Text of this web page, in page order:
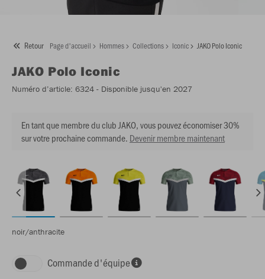
Retour Page d'accueil Hommes Collections Iconic JAKO Polo Iconic
JAKO Polo Iconic
Numéro d’article: 6324 - Disponible jusqu'en 2027
En tant que membre du club JAKO, vous pouvez économiser 30%
sur votre prochaine commande. Devenir membre maintenant
noir/anthracite
Commande d'équipe